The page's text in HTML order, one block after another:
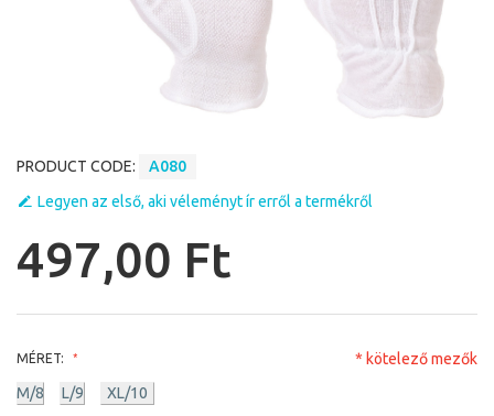
PRODUCT CODE:
A080
Legyen az első, aki véleményt ír erről a termékről
497,00 Ft
MÉRET:
M/8 L/9 XL/10
* kötelező mezők